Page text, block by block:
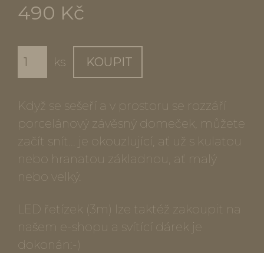
490 Kč
ks KOUPIT
Když se sešeří a v prostoru se rozzáří
porcelánový závěsný domeček, můžete
začít snít... je okouzlující, ať už s kulatou
nebo hranatou základnou, ať malý
nebo velký.
LED řetízek (3m) lze taktéž zakoupit na
našem e-shopu a svítící dárek je
dokonán:-)